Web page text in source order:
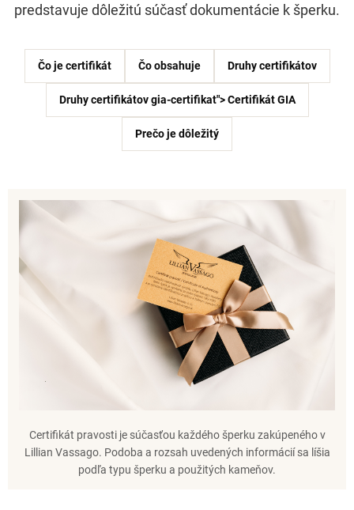
predstavuje dôležitú súčasť dokumentácie k šperku.
Čo je certifikát Čo obsahuje Druhy certifikátov
Druhy certifikátov gia-certifikat"> Certifikát GIA
Prečo je dôležitý
Certifikát pravosti je súčasťou každého šperku zakúpeného v
Lillian Vassago. Podoba a rozsah uvedených informácií sa líšia
podľa typu šperku a použitých kameňov.